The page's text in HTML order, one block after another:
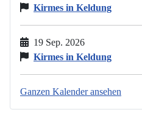
Kirmes in Keldung
19 Sep. 2026
Kirmes in Keldung
Ganzen Kalender ansehen